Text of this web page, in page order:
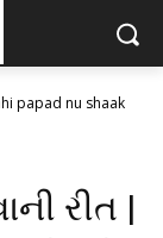
papad nu shaak
રીત |